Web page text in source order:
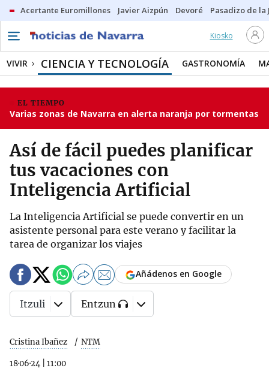
Acertante Euromillones Javier Aizpún Devoré Pasadizo de la
Kiosko
VIVIR CIENCIA Y TECNOLOGÍA GASTRONOMÍA
EL TIEMPO
Varias zonas de Navarra en alerta naranja por tormentas
Así de fácil puedes planificar
tus vacaciones con
Inteligencia Artificial
La Inteligencia Artificial se puede convertir en un
asistente personal para este verano y facilitar la
tarea de organizar los viajes
Cristina Ibañez NTM
18·06·24 11:00
Añádenos en Google
Itzuli Entzun